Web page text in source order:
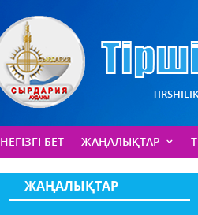
НЕГІЗГІ БЕТ ЖАҢАЛЫҚТАР
ЖАҢАЛЫҚТАР